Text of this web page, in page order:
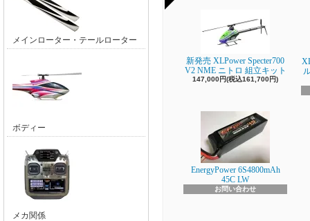
メインローター・テールローター
ボディー
メカ関係
新発売 XLPower Specter700
V2 NME ニトロ 組立キット
147,000円(税込161,700円)
EnergyPower 6S4800mAh
45C LW
お問い合わせ